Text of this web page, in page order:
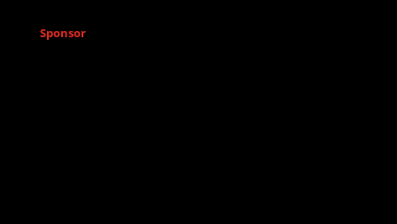
Sponsor